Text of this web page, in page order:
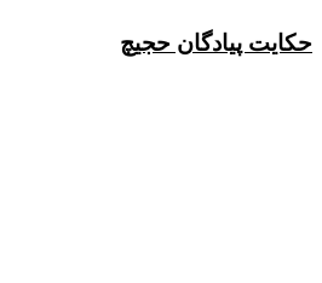
حکایت پیادگان حجیچ